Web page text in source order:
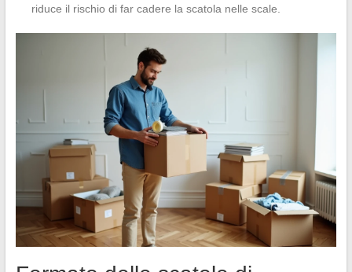
riduce il rischio di far cadere la scatola nelle scale.